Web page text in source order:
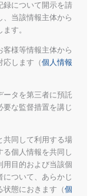
録について開示を請
当該情報主体から
す。
客様等情報主体から
応します（個人情報
ータを第三者に預託
な監督措置を講じ
共同して利用する場
個人情報を共同し
用目的および当該個
について、あらかじ
状態におきます（個